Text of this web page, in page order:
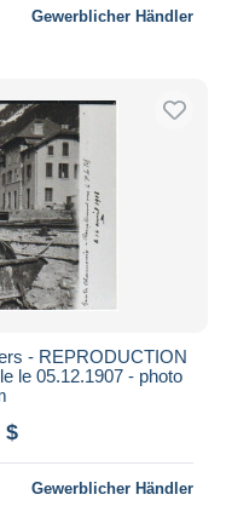
Gewerblicher Händler
- REPRODUCTION
le 05.12.1907 - photo
$
Gewerblicher Händler